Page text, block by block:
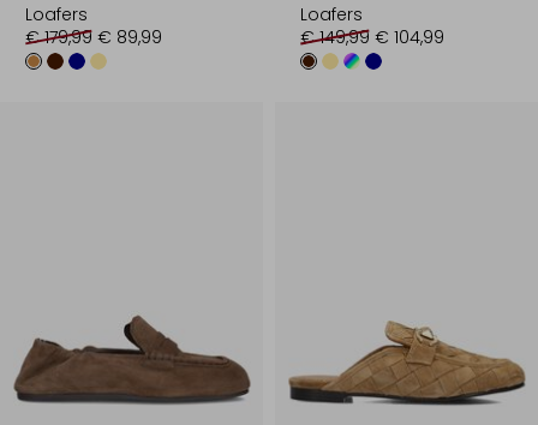
Loafers
€ 179,99 € 89,99
Loafers
€ 149,99 € 104,99